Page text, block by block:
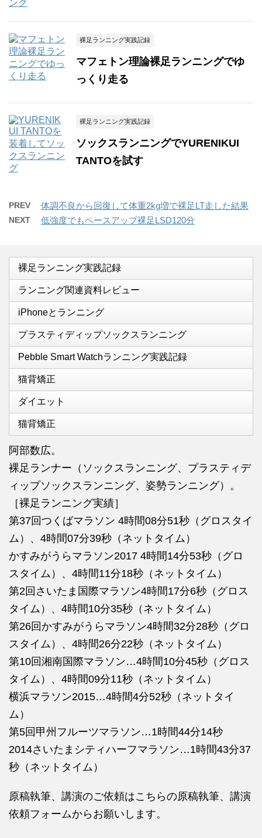
裸足ランニング実践記録
マフェトン理論裸足ランニングでゆ
っくり走る
裸足ランニング実践記録
ソックスランニングでYURENIKUI
TANTOを試す
PREV 体調不良から回復して体重2kg増で裸足LT走した結果
NEXT 低強度でもペースアップ裸足LSD120分
裸足ランニング実践記録
ランニング関連資料レビュー
iPhoneとランニング
プラスティディップソックスランニング
Pebble Smart Watchランニング実践記録
猫背矯正
ダイエット
猫背矯正
阿部数広。
裸足ランナー（ソックスランニング、プラスティデ
ィップソックスランニング、姿勢ランニング）。
［裸足ランニング実績］
第37回つくばマラソン 4時間08分51秒（グロスタイ
ム）、4時間07分39秒（ネットタイム）
かすみがうらマラソン2017 4時間14分53秒（グロ
スタイム）、4時間11分18秒（ネットタイム）
第2回さいたま国際マラソン4時間17分6秒（グロス
タイム）、4時間10分35秒（ネットタイム）
第26回かすみがうらマラソン4時間32分28秒（グロ
スタイム）、4時間26分22秒（ネットタイム）
第10回湘南国際マラソン…4時間10分45秒（グロス
タイム）、4時間09分11秒（ネットタイム）
横浜マラソン2015…4時間4分52秒（ネットタイ
ム）
第5回甲州フルーツマラソン…1時間44分14秒
2014さいたまシティハーフマラソン…1時間43分37
秒（ネットタイム）
原稿執筆、講演のご依頼はこちらの原稿執筆、講演
依頼フォームからお願いします。